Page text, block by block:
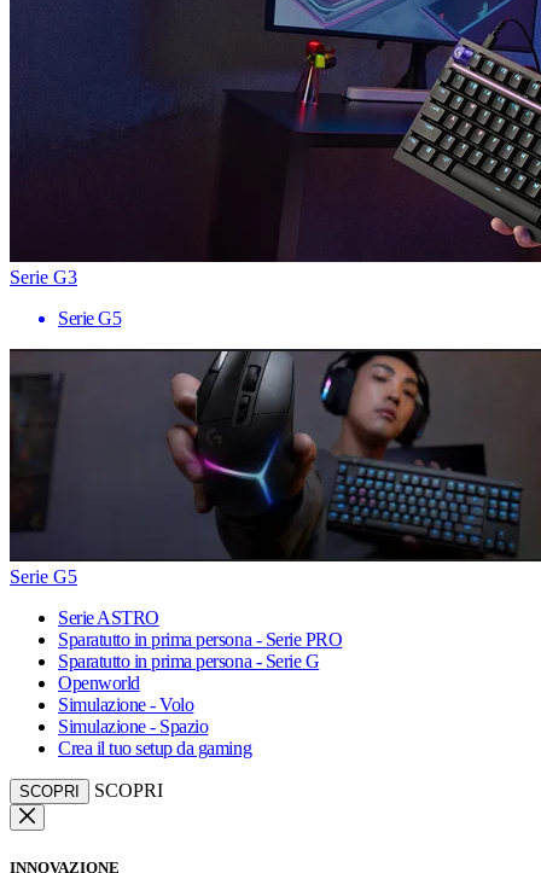
Serie G3
Serie G5
Serie G5
Serie ASTRO
Sparatutto in prima persona - Serie PRO
Sparatutto in prima persona - Serie G
Openworld
Simulazione - Volo
Simulazione - Spazio
Crea il tuo setup da gaming
SCOPRI SCOPRI
INNOVAZIONE